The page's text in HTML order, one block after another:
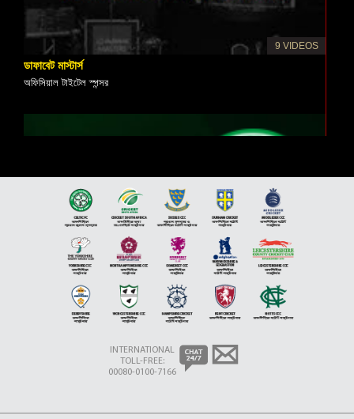
9 VIDEOS
ডাফাবেট মাস্টার্স
অফিসিয়াল টাইটেল স্পন্সর
10 VIDEOS
সেল্টিক এফসি
অফিসিয়াল মেইন ক্লাব স্পন্সর
INTERNATIONAL
TOLL-FREE:
00080-0100-7166